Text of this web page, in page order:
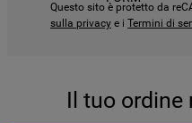
Questo sito è protetto da
sulla privacy e i Termini di
Il tuo ordine